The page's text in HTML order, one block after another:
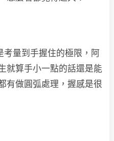
考量到手握住的極限，阿
就算手小一點的話還是能
有做圓弧處理，握感是很